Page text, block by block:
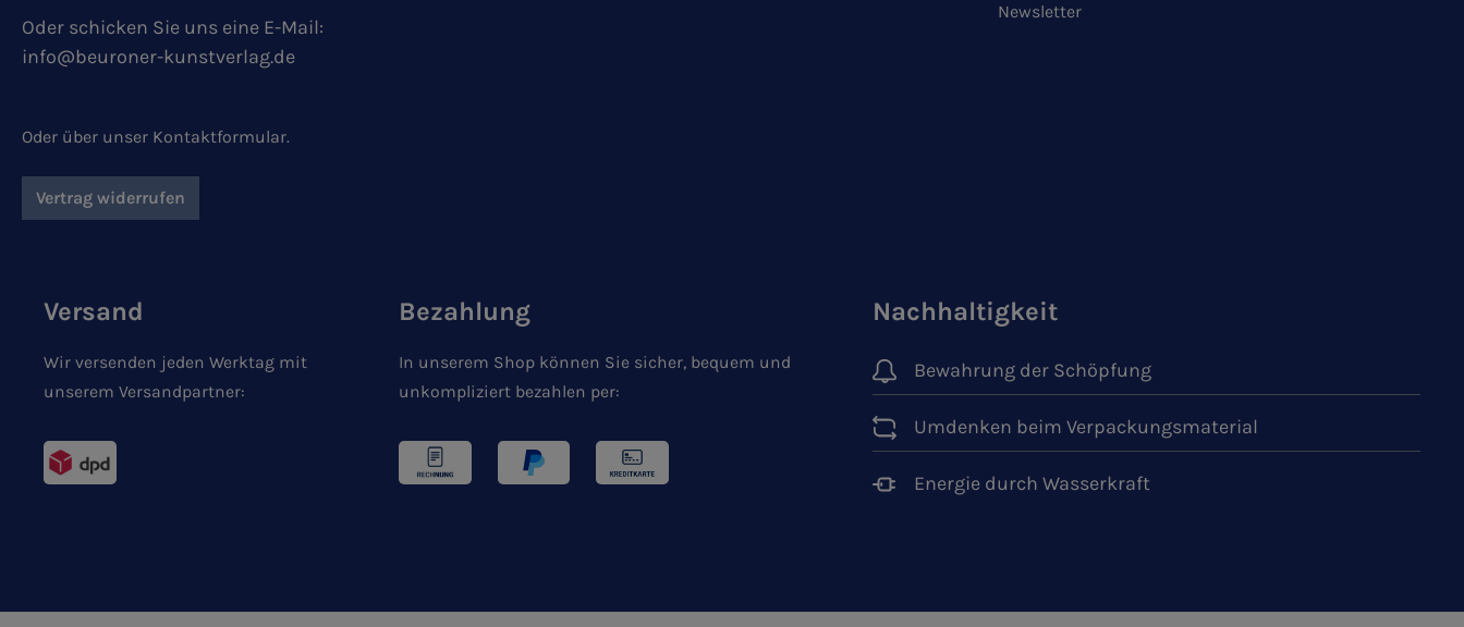
Oder schicken Sie uns eine E-Mail:
info@beuroner-kunstverlag.de
Oder über unser Kontaktformular.
Vertrag widerrufen
Newsletter
Versand
Wir versenden jeden Werktag mit
unserem Versandpartner:
Bezahlung
In unserem Shop können Sie sicher, bequem und
unkompliziert bezahlen per:
Nachhaltigkeit
Bewahrung der Schöpfung
Umdenken beim Verpackungsmaterial
Energie durch Wasserkraft